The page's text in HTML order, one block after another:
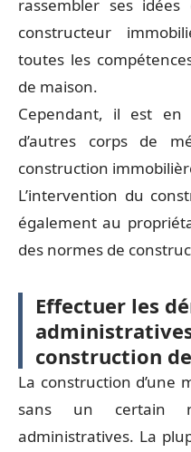
rassembler ses
constructeur
toutes les
de maison.
Cependant, il est en
d’autres corps de
construction
L’intervention du
également au
des normes de
Effectuer les
construction
La construction d’une
sans un certain
administratives. La